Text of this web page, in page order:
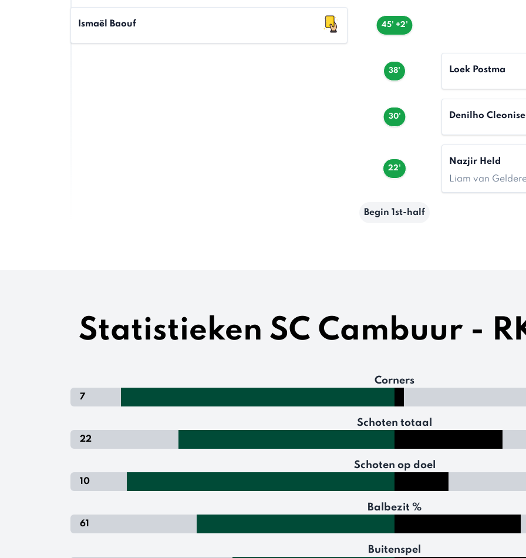
45' +2'
Ismaël Baouf
38' Loek Postma
30' Denilho Cleonise
22'
Nazjir Held
Liam van
Begin 1st-half
Statistieken SC Cambuur -
Corners
7
Schoten totaal
22
Schoten op doel
10
Balbezit %
61
Buitenspel